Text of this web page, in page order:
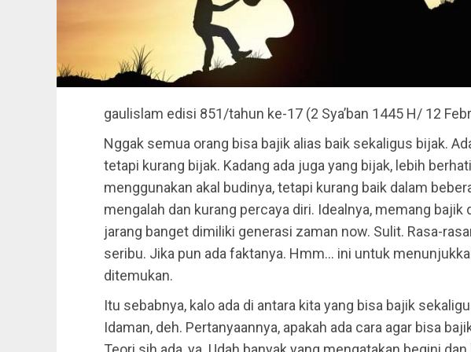
gaulislam edisi 851/tahun ke-17 (2 Sya’ban 1445 H/ 12
Nggak semua orang bisa bajik alias baik sekaligus bijak.
tetapi kurang bijak. Kadang ada juga yang bijak, lebih
menggunakan akal budinya, tetapi kurang baik dalam
mengalah dan kurang percaya diri. Idealnya, memang bajik
jarang banget dimiliki generasi zaman now. Sulit. Rasa-
seribu. Jika pun ada faktanya. Hmm… ini untuk
ditemukan.
Itu sebabnya, kalo ada di antara kita yang bisa bajik
Idaman, deh. Pertanyaannya, apakah ada cara agar bisa